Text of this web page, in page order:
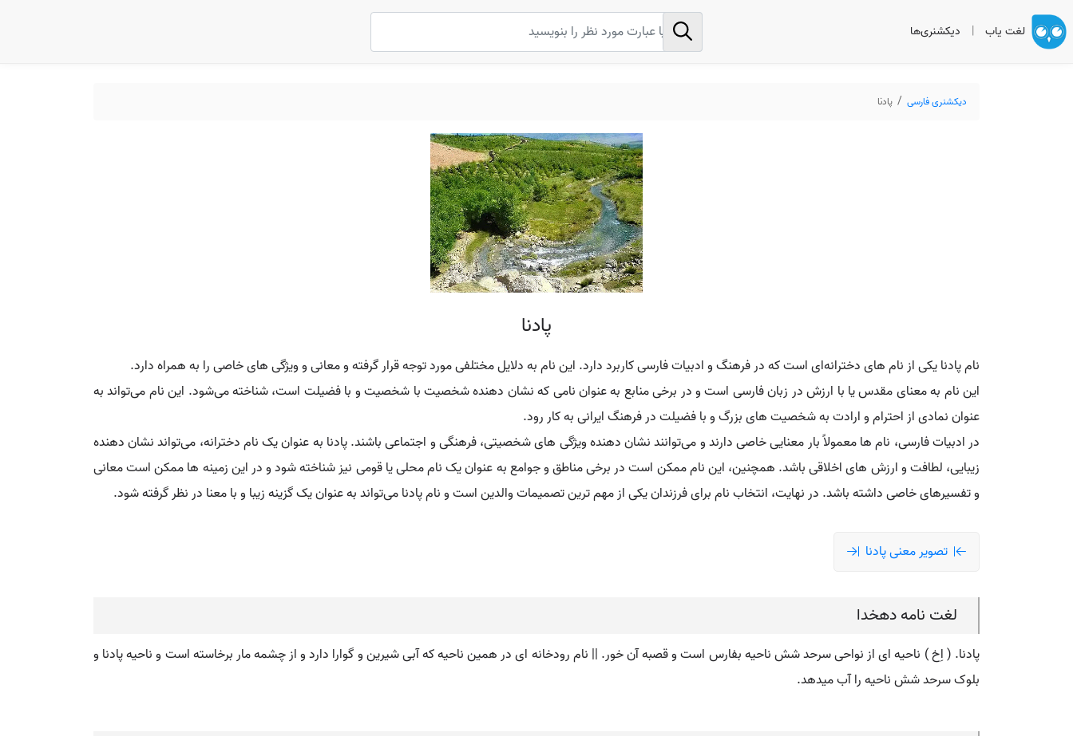
لغت یاب | دیکشنری‌ها
دیکشنری فارسی پادنا
پادنا
نام پادنا یکی از نام‌ های دخترانه‌ای است که در فرهنگ و ادبیات فارسی کاربرد دارد. این نام به دلایل مختلفی مورد توجه قرار گرفته و معانی و ویژگی‌ های خاصی را به همراه دارد.
این نام به معنای مقدس یا با ارزش در زبان فارسی است و در برخی منابع به عنوان نامی که نشان‌ دهنده شخصیت با شخصیت و با فضیلت است، شناخته می‌شود. این نام می‌تواند به
عنوان نمادی از احترام و ارادت به شخصیت‌ های بزرگ و با فضیلت در فرهنگ ایرانی به کار رود.
در ادبیات فارسی، نام‌ ها معمولاً بار معنایی خاصی دارند و می‌توانند نشان‌ دهنده ویژگی‌ های شخصیتی، فرهنگی و اجتماعی باشند. پادنا به عنوان یک نام دخترانه، می‌تواند نشان‌ دهنده
زیبایی، لطافت و ارزش‌ های اخلاقی باشد. همچنین، این نام ممکن است در برخی مناطق و جوامع به عنوان یک نام محلی یا قومی نیز شناخته شود و در این زمینه‌ ها ممکن است معانی
و تفسیرهای خاصی داشته باشد. در نهایت، انتخاب نام برای فرزندان یکی از مهم‌ ترین تصمیمات والدین است و نام پادنا می‌تواند به عنوان یک گزینه زیبا و با معنا در نظر گرفته شود.
تصویر معنی پادنا
لغت نامه دهخدا
پادنا. ( اِخ ) ناحیه ای از نواحی سرحد شش ناحیه بفارس است و قصبه آن خور. || نام رودخانه ای در همین ناحیه که آبی شیرین و گوارا دارد و از چشمه مار برخاسته است و ناحیه پادنا و
بلوک سرحد شش ناحیه را آب میدهد.